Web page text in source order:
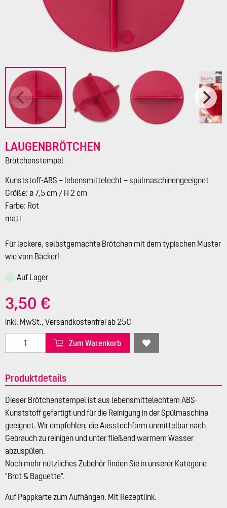
LAUGENBRÖTCHEN
Brötchenstempel
Kunststoff-ABS – lebensmittelecht – spülmaschinengeeignet
Größe: ø 7,5 cm / H 2 cm
Farbe: Rot
matt
Für leckere, selbstgemachte Brötchen mit dem typischen Muster
wie vom Bäcker!
Auf Lager
3,50 €
inkl. MwSt., Versandkostenfrei ab 25€
Zum Warenkorb
Produktdetails
Dieser Brötchenstempel ist aus lebensmittelechtem ABS-
Kunststoff gefertigt und für die Reinigung in der Spülmaschine
geeignet. Wir empfehlen, die Ausstechform unmittelbar nach
Gebrauch zu reinigen und unter fließend warmem Wasser
abzuspülen.
Noch mehr nützliches Zubehör finden Sie in unserer Kategorie
"Brot & Baguette".
Auf Pappkarte zum Aufhängen. Mit Rezeptlink.